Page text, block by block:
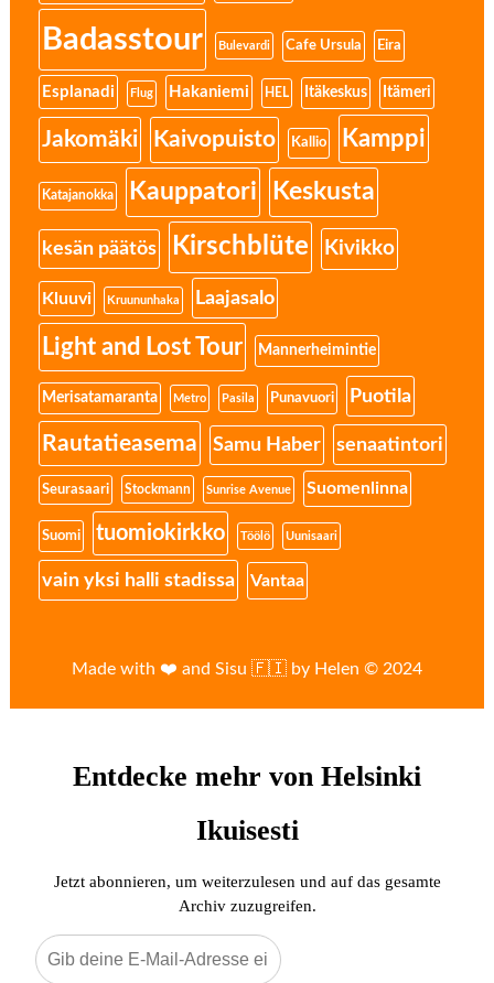
Badasstour Bulevardi Cafe Ursula Eira
Esplanadi Flug Hakaniemi HEL Itäkeskus Itämeri
Jakomäki Kaivopuisto Kallio Kamppi
Katajanokka Kauppatori Keskusta
kesän päätös Kirschblüte Kivikko
Kluuvi Kruununhaka Laajasalo
Light and Lost Tour Mannerheimintie
Merisatamaranta Metro Pasila Punavuori Puotila
Rautatieasema Samu Haber senaatintori
Seurasaari Stockmann Sunrise Avenue Suomenlinna
Suomi tuomiokirkko Töölö Uunisaari
vain yksi halli stadissa Vantaa
Made with ❤️ and Sisu 🇫🇮 by Helen © 2024
Entdecke mehr von Helsinki
Ikuisesti
Jetzt abonnieren, um weiterzulesen und auf das gesamte
Archiv zuzugreifen.
Gib
deine